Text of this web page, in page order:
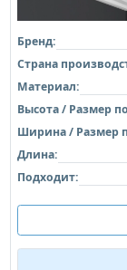
Бренд:
Страна
Материал:
Высота / Размер
Ширина / Размер
Длина:
Подходит: